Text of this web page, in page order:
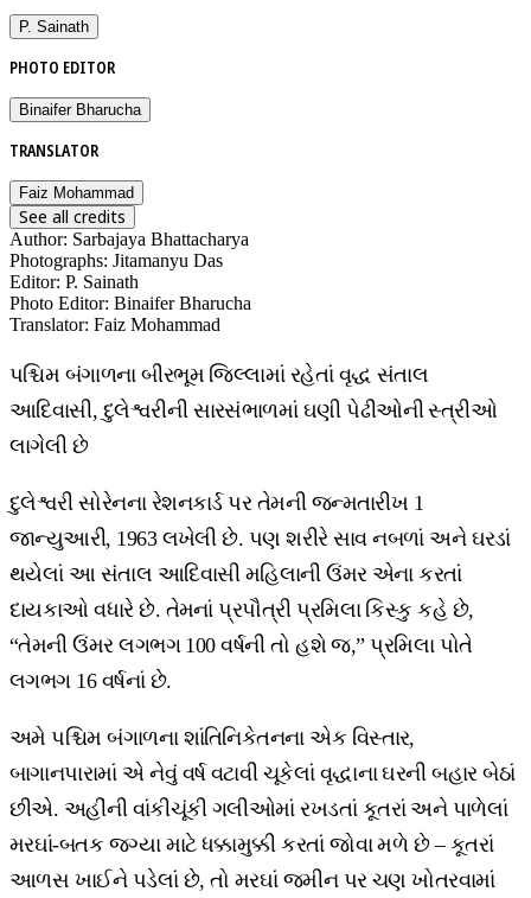
P. Sainath
PHOTO EDITOR
Binaifer Bharucha
TRANSLATOR
Faiz Mohammad
See all credits
Author: Sarbajaya Bhattacharya
Photographs: Jitamanyu Das
Editor: P. Sainath
Photo Editor: Binaifer Bharucha
Translator: Faiz Mohammad
પશ્ચિમ બંગાળના બીરભૂમ જિલ્લામાં રહેતાં વૃદ્ધ સંતાલ
આદિવાસી, દુલેશ્વરીની સારસંભાળમાં ઘણી પેઢીઓની સ્ત્રીઓ
લાગેલી છે
દુલેશ્વરી સોરેનના રેશનકાર્ડ પર તેમની જન્મતારીખ 1
જાન્યુઆરી, 1963 લખેલી છે. પણ શરીરે સાવ નબળાં અને ઘરડાં
થયેલાં આ સંતાલ આદિવાસી મહિલાની ઉંમર એના કરતાં
દાયકાઓ વધારે છે. તેમનાં પ્રપૌત્રી પ્રમિલા કિસ્કુ કહે છે,
“તેમની ઉંમર લગભગ 100 વર્ષની તો હશે જ,” પ્રમિલા પોતે
લગભગ 16 વર્ષનાં છે.
અમે પશ્ચિમ બંગાળના શાંતિનિકેતનના એક વિસ્તાર,
બાગાનપારામાં એ નેવું વર્ષ વટાવી ચૂકેલાં વૃદ્ધાના ઘરની બહાર બેઠાં
છીએ. અહીંની વાંકીચૂંકી ગલીઓમાં રખડતાં કૂતરાં અને પાળેલાં
મરઘાં-બતક જગ્યા માટે ધક્કામુક્કી કરતાં જોવા મળે છે – કૂતરાં
આળસ ખાઈને પડેલાં છે, તો મરઘાં જમીન પર ચણ ખોતરવામાં